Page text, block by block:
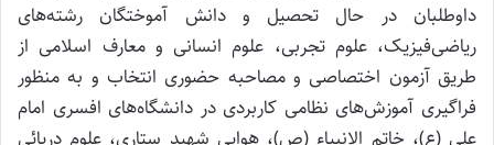
داوطلبان در حال تحصیل و دانش آموختگان رشته‌های
ریاضی‌فیزیک، علوم تجربی، علوم انسانی و معارف اسلامی از
طریق آزمون اختصاصی و مصاحبه حضوری انتخاب و به منظور
فراگیری آموزش‌های نظامی کاربردی در دانشگاه‌های افسری امام
علی (ع)، خاتم الانبیاء (ص)، هوایی شهید ستاری، علوم دریائی